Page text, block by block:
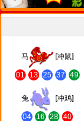
马 [冲鼠]
01 13 25 37 49
兔 [冲鸡]
04 16 28 40